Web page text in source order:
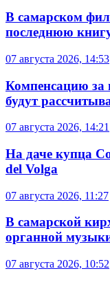
В самарском
последнюю
07 августа 2026, 14:53
Компенсацию
будут
07 августа 2026, 14:21
На даче купца
del Volga
07 августа 2026, 11:27
В самарской
органной
07 августа 2026, 10:52